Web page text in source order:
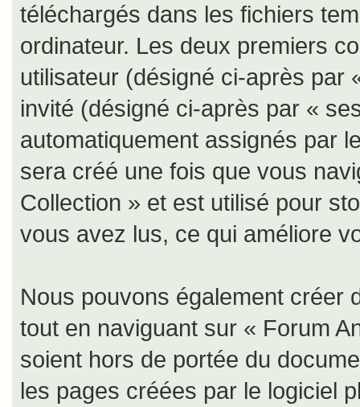
téléchargés dans les fichiers
ordinateur. Les deux premiers
utilisateur (désigné ci-après par
invité (désigné ci-après par «
automatiquement assignés par
sera créé une fois que vous
Collection » et est utilisé pour
vous avez lus, ce qui améliore
Nous pouvons également créer
tout en naviguant sur « Forum
soient hors de portée du
les pages créées par le logiciel